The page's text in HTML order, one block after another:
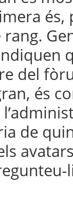
del
és
de